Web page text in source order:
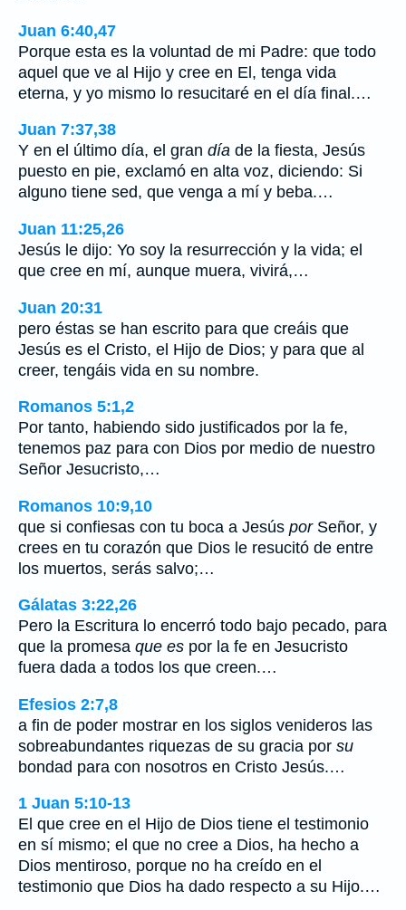
Juan 6:40,47
Porque esta es la voluntad de mi Padre: que todo
aquel que ve al Hijo y cree en El, tenga vida
eterna, y yo mismo lo resucitaré en el día final.…
Juan 7:37,38
Y en el último día, el gran día de la fiesta, Jesús
puesto en pie, exclamó en alta voz, diciendo: Si
alguno tiene sed, que venga a mí y beba.…
Juan 11:25,26
Jesús le dijo: Yo soy la resurrección y la vida; el
que cree en mí, aunque muera, vivirá,…
Juan 20:31
pero éstas se han escrito para que creáis que
Jesús es el Cristo, el Hijo de Dios; y para que al
creer, tengáis vida en su nombre.
Romanos 5:1,2
Por tanto, habiendo sido justificados por la fe,
tenemos paz para con Dios por medio de nuestro
Señor Jesucristo,…
Romanos 10:9,10
que si confiesas con tu boca a Jesús porSeñor, y
crees en tu corazón que Dios le resucitó de entre
los muertos, serás salvo;…
Gálatas 3:22,26
Pero la Escritura lo encerró todo bajo pecado, para
que la promesa que es por la fe en Jesucristo
fuera dada a todos los que creen.…
Efesios 2:7,8
a fin de poder mostrar en los siglos venideros las
sobreabundantes riquezas de su gracia por su
bondad para con nosotros en Cristo Jesús.…
1 Juan 5:10-13
El que cree en el Hijo de Dios tiene el testimonio
en sí mismo; el que no cree a Dios, ha hecho a
Dios mentiroso, porque no ha creído en el
testimonio que Dios ha dado respecto a su Hijo.…